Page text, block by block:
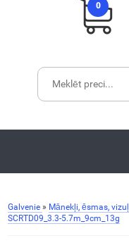
0
Galvenie » Mānekļi, ēsmas,
SCRTD09_3.3-5.7m_9cm_13g